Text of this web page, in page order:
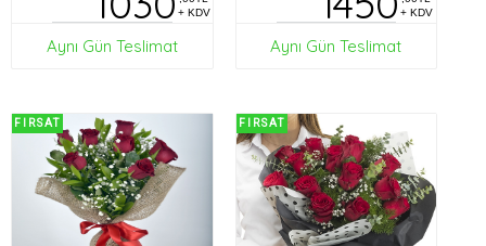
+ KDV
Aynı Gün Teslimat
+ KDV
Aynı Gün Teslimat
FIRSAT FIRSAT